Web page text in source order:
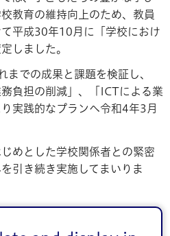
教育の維持向上のため、教員
平成30年10月に「学校におけ
しました。
までの成果と課題を検証し、
務負担の削減」、「ICTによる業
実践的なプランへ令和4年3月
めとした学校関係者との緊密
引き続き実施してまいりま
ンの概要【令和4年3月改定】